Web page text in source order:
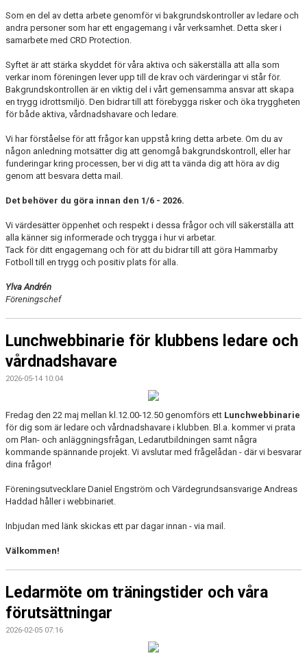
Som en del av detta arbete genomför vi bakgrundskontroller av ledare och
andra personer som har ett engagemang i vår verksamhet. Detta sker i
samarbete med CRD Protection.
Syftet är att stärka skyddet för våra aktiva och säkerställa att alla som
verkar inom föreningen lever upp till de krav och värderingar vi står för.
Bakgrundskontrollen är en viktig del i vårt gemensamma ansvar att skapa
en trygg idrottsmiljö. Den bidrar till att förebygga risker och öka tryggheten
för både aktiva, vårdnadshavare och ledare.
Vi har förståelse för att frågor kan uppstå kring detta arbete. Om du av
någon anledning motsätter dig att genomgå bakgrundskontroll, eller har
funderingar kring processen, ber vi dig att ta vända dig att höra av dig
genom att besvara detta mail.
Det behöver du göra innan den 1/6 - 2026.
Vi värdesätter öppenhet och respekt i dessa frågor och vill säkerställa att
alla känner sig informerade och trygga i hur vi arbetar.
Tack för ditt engagemang och för att du bidrar till att göra Hammarby
Fotboll till en trygg och positiv plats för alla.
Ylva Andrén
Föreningschef
Lunchwebbinarie för klubbens ledare och
vårdnadshavare
2026-05-14 10:04
Fredag den 22 maj mellan kl.12.00-12.50 genomförs ett Lunchwebbinarie
för dig som är ledare och vårdnadshavare i klubben. Bl.a. kommer vi prata
om Plan- och anläggningsfrågan, Ledarutbildningen samt några
kommande spännande projekt. Vi avslutar med frågelådan - där vi besvarar
dina frågor!
Föreningsutvecklare Daniel Engström och Värdegrundsansvarige Andreas
Haddad håller i webbinariet.
Inbjudan med länk skickas ett par dagar innan - via mail.
Välkommen!
Ledarmöte om träningstider och våra
förutsättningar
2026-02-05 07:16